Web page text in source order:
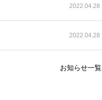
2022.04.28
2022.04.28
お知らせ一覧